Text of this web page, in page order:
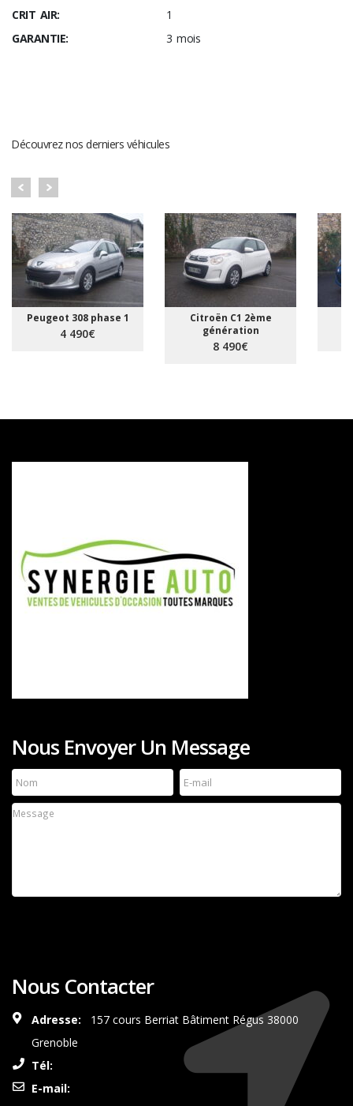
CRIT AIR:
1
GARANTIE:
3 mois
Découvrez nos derniers véhicules
Peugeot 308 phase 1
4 490€
Citroën C1 2ème
génération
8 490€
Nous Envoyer Un Message
Nous Contacter
Adresse:
157 cours Berriat Bâtiment Régus 38000
Grenoble
Tél:
E-mail: